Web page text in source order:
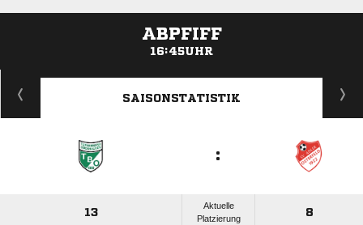
ABPFIFF
16:45UHR
ANZEIGE
SAISONSTATISTIK
:
13
Aktuelle
Platzierung
8